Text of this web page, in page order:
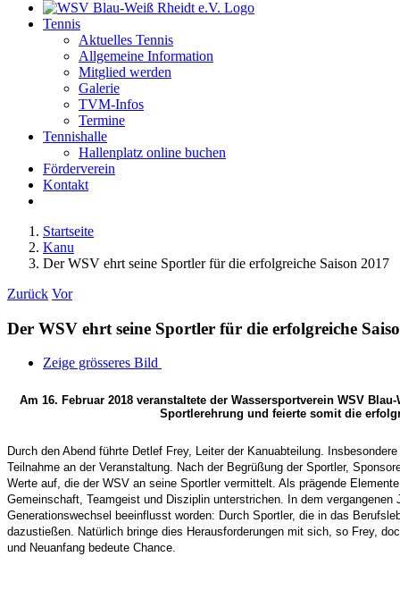
Tennis
Aktuelles Tennis
Allgemeine Information
Mitglied werden
Galerie
TVM-Infos
Termine
Tennishalle
Hallenplatz online buchen
Förderverein
Kontakt
Startseite
Kanu
Der WSV ehrt seine Sportler für die erfolgreiche Saison 2017
Zurück Vor
Der WSV ehrt seine Sportler für die erfolgreiche
Zeige grösseres Bild
Am 16. Februar 2018 veranstaltete der Wassersportverein WSV
Sportlerehrung und feierte somit die
Durch den Abend führte Detlef Frey, Leiter der Kanuabteilung.
Teilnahme an der Veranstaltung. Nach der Begrüßung der Sportler,
Werte auf, die der WSV an seine Sportler vermittelt. Als prägende
Gemeinschaft, Teamgeist und Disziplin unterstrichen. In dem
Generationswechsel beeinflusst worden: Durch Sportler, die in das
dazustießen. Natürlich bringe dies Herausforderungen mit sich, so Frey,
und Neuanfang bedeute Chance.